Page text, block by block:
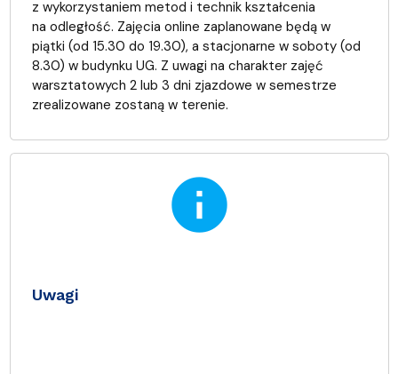
z wykorzystaniem metod i technik kształcenia
na odległość. Zajęcia online zaplanowane będą w
piątki (od 15.30 do 19.30), a stacjonarne w soboty (od
8.30) w budynku UG. Z uwagi na charakter zajęć
warsztatowych 2 lub 3 dni zjazdowe w semestrze
zrealizowane zostaną w terenie.
info
Uwagi